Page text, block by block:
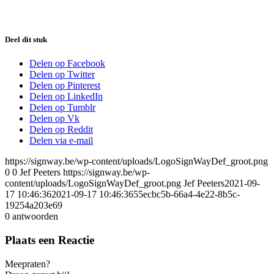
Deel dit stuk
Delen op Facebook
Delen op Twitter
Delen op Pinterest
Delen op LinkedIn
Delen op Tumblr
Delen op Vk
Delen op Reddit
Delen via e-mail
https://signway.be/wp-content/uploads/LogoSignWayDef_groot.png
0 0 Jef Peeters https://signway.be/wp-
content/uploads/LogoSignWayDef_groot.png Jef Peeters2021-09-
17 10:46:362021-09-17 10:46:3655ecbc5b-66a4-4e22-8b5c-
19254a203e69
0 antwoorden
Plaats een Reactie
Meepraten?